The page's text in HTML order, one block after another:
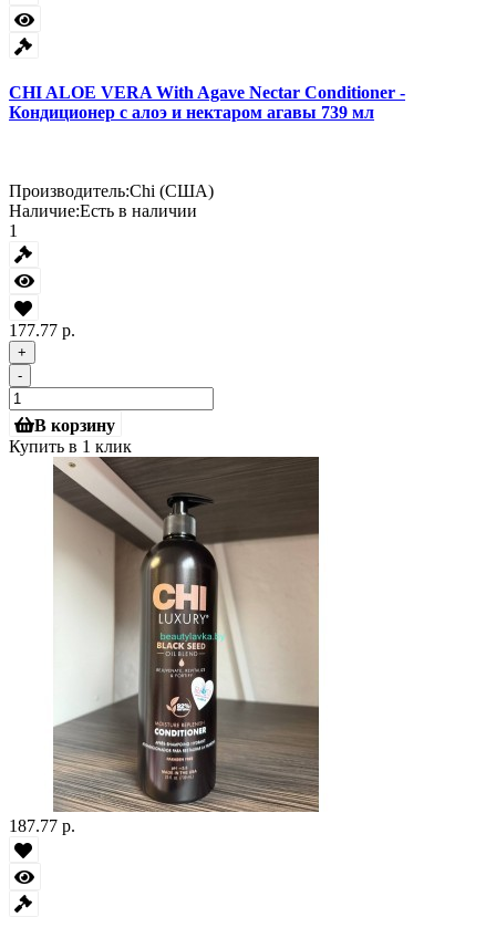
CHI ALOE VERA With Agave Nectar Conditioner -
Кондиционер с алоэ и нектаром агавы 739 мл
Производитель:Chi (США)
Наличие:Есть в наличии
1
177.77 р.
+
-
В корзину
Купить в 1 клик
187.77 р.